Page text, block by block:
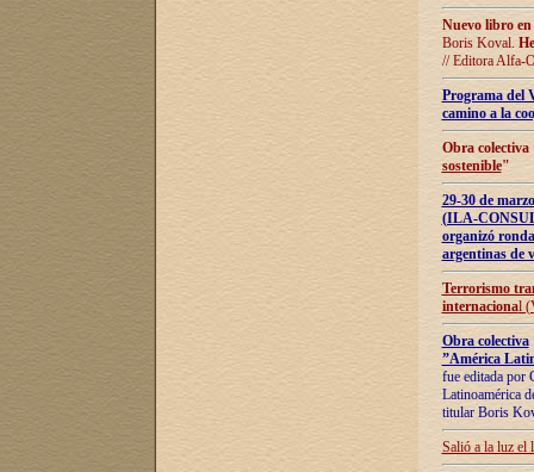
Nuevo libro
Boris Koval.
// Editora Alfa-
Programa del
camino a la
Obra
sostenible"
29-30 de
(ILA-
organizó
argentinas de
Terrorismo
internacional
Obra colectiva
”América
fue editada por
Latinoamérica
titular Boris
Salió a la luz el